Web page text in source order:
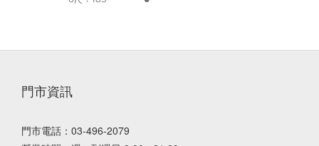
門市資訊
門市電話：03-496-2079